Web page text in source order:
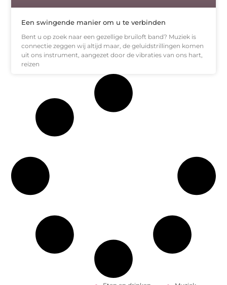
Een swingende manier om u te verbinden
Bent u op zoek naar een gezellige bruiloft band? Muziek is
connectie zeggen wij altijd maar, de geluidstrillingen komen
uit ons instrument, aangezet door de vibraties van ons hart,
reizen